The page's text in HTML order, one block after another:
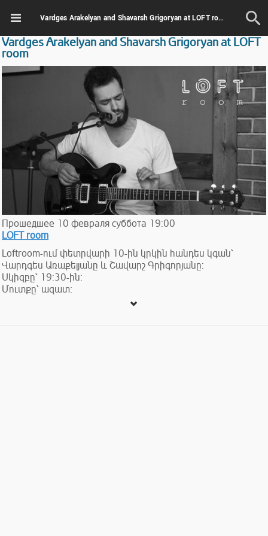
Vardges Arakelyan and Shavarsh Grigoryan at LOFT room
Vardges Arakelyan and Shavarsh Grigoryan at LOFT
room
Прошедшее 10 февраля суббота 19:00
LOFT room
Loftroom-ում փետրվարի 10-ին կրկին հանդես կգան՝
Վարդգես Առաքելյանը և Շավարշ Գրիգորյանը:
Սկիզբը՝ 19:30-ին:
Մուտքը՝ ազատ։